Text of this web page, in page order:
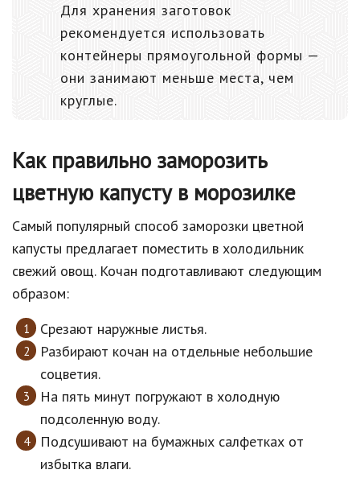
Для хранения заготовок
рекомендуется использовать
контейнеры прямоугольной формы —
они занимают меньше места, чем
круглые.
Как правильно заморозить
цветную капусту в морозилке
Самый популярный способ заморозки цветной
капусты предлагает поместить в холодильник
свежий овощ. Кочан подготавливают следующим
образом:
Срезают наружные листья.
Разбирают кочан на отдельные небольшие
соцветия.
На пять минут погружают в холодную
подсоленную воду.
Подсушивают на бумажных салфетках от
избытка влаги.